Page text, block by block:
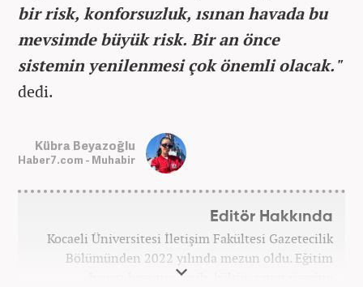
bir risk, konforsuzluk, ısınan havada bu
mevsimde büyük risk. Bir an önce
sistemin yenilenmesi çok önemli olacak."
dedi.
Kübra Beyazoğlu
Haber7.com - Muhabir
Editör Hakkında
Kocaeli Üniversitesi İletişim Fakültesi Gazetecilik
Bölümünden 2022 yılında mezun oldu. Eğitim
hayatı boyunca tarih, kültür, sanat üzerine